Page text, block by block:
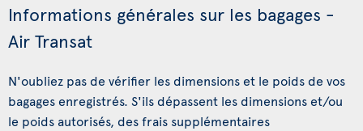
Informations générales sur les bagages -
Air Transat
N'oubliez pas de vérifier les dimensions et le poids de vos
bagages enregistrés. S'ils dépassent les dimensions et/ou
le poids autorisés, des frais supplémentaires